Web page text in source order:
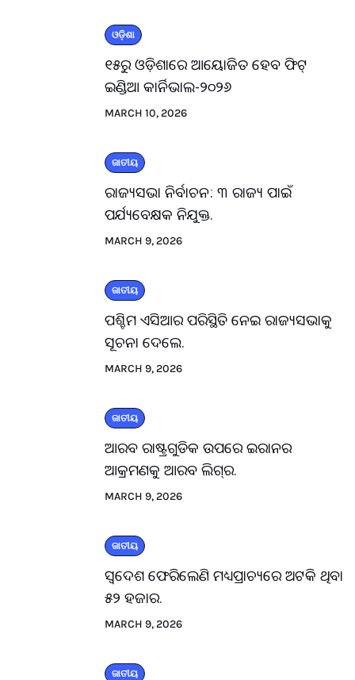
ଓଡ଼ିଶା
୧୫ରୁ ଓଡ଼ିଶାରେ ଆୟୋଜିତ ହେବ ଫିଟ୍
ଇଣ୍ଡିଆ କାର୍ନିଭାଲ-୨୦୨୬
MARCH 10, 2026
ଜାତୀୟ
ରାଜ୍ୟସଭା ନିର୍ବାଚନ: ୩ ରାଜ୍ୟ ପାଇଁ
ପର୍ଯ୍ୟବେକ୍ଷକ ନିଯୁକ୍ତ.
MARCH 9, 2026
ଜାତୀୟ
ପଶ୍ଚିମ ଏସିଆର ପରିସ୍ଥିତି ନେଇ ରାଜ୍ୟସଭାକୁ
ସୂଚନା ଦେଲେ.
MARCH 9, 2026
ଜାତୀୟ
ଆରବ ରାଷ୍ଟ୍ରଗୁଡିକ ଉପରେ ଇରାନର
ଆକ୍ରମଣକୁ ଆରବ ଲିଗ୍‌ର.
MARCH 9, 2026
ଜାତୀୟ
ସ୍ବଦେଶ ଫେରିଲେଣି ମଧ୍ୟପ୍ରାଚ୍ୟରେ ଅଟକି ଥିବା
୫୨ ହଜାର.
MARCH 9, 2026
ଜାତୀୟ